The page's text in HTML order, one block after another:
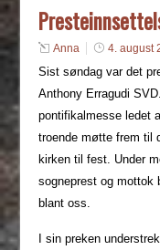
Anna 4. august
Sist søndag var det
Anthony Erragudi
pontifikalmesse ledet
troende møtte frem til
kirken til fest. Under
sogneprest og mottok
blant oss.
I sin preken